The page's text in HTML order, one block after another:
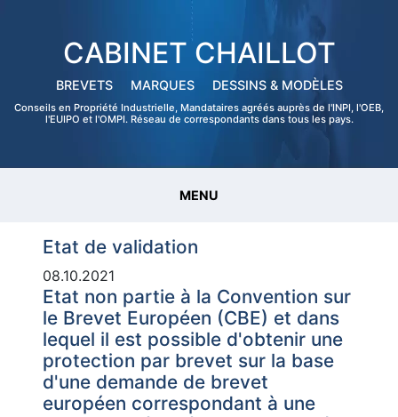
CABINET CHAILLOT
BREVETS MARQUES DESSINS & MODÈLES
Conseils en Propriété Industrielle, Mandataires agréés auprès de l'INPI, l'OEB,
l'EUIPO et l'OMPI. Réseau de correspondants dans tous les pays.
MENU
Etat de validation
08.10.2021
Etat non partie à la Convention sur
le Brevet Européen (CBE) et dans
lequel il est possible d'obtenir une
protection par brevet sur la base
d'une demande de brevet
européen correspondant à une